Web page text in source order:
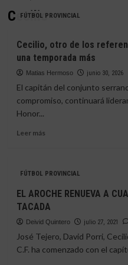
Cecilio
FÚTBOL PROVINCIAL
Cecilio, otro de los
una temporada más
Matias Hermoso junio 30, 2026
El capitán del conjunto
compromiso, continuará
Honor...
Leer másLeer
otro
los
referentes
del
Aroche
que
seguirá
FÚTBOL PROVINCIAL
EL AROCHE RENUEVA A
TACADA
Deivid Quintero julio 27, 2021
José Tejero, David Porri,
C.F. ha comenzado con el